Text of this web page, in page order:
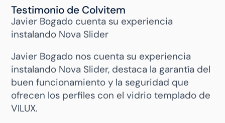
Testimonio de Colvitem
Javier Bogado cuenta su experiencia
instalando Nova Slider
Javier Bogado nos cuenta su experiencia
instalando Nova Slider, destaca la garantía del
buen funcionamiento y la seguridad que
ofrecen los perfiles con el vidrio templado de
VILUX.